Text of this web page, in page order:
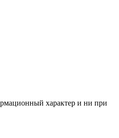
характер и ни при